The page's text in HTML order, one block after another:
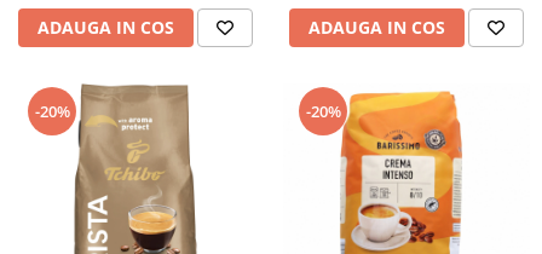
ADAUGA IN COS ADAUGA IN COS
-20% -20%